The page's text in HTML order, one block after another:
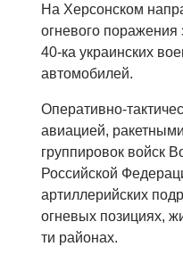
На Херсонском
огневого поражения
40-ка украинских
автомобилей.
Оперативно-
авиацией,
группировок войск
Российской
артиллерийских
огневых позициях,
ти районах.